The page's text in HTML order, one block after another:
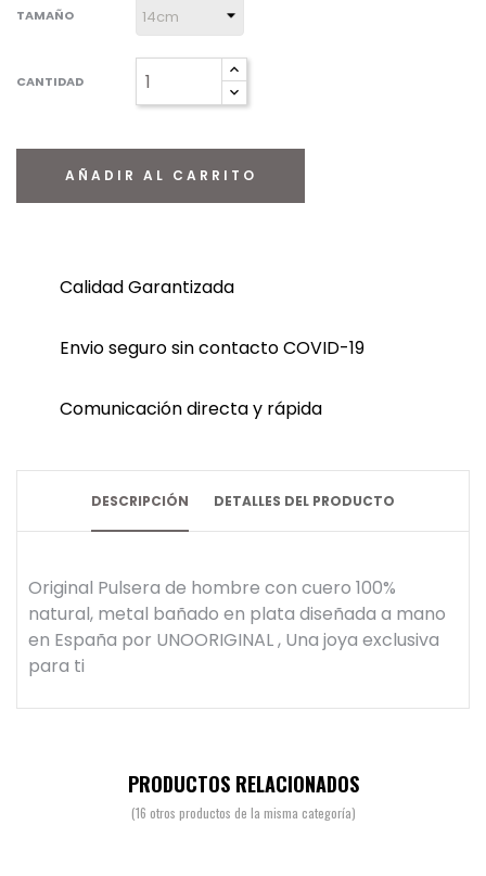
TAMAÑO
CANTIDAD
AÑADIR AL CARRITO
Calidad Garantizada
Envio seguro sin contacto COVID-19
Comunicación directa y rápida
DESCRIPCIÓN DETALLES DEL PRODUCTO
Original Pulsera de hombre con cuero 100%
natural, metal bañado en plata diseñada a mano
en España por UNOORIGINAL , Una joya exclusiva
para ti
PRODUCTOS RELACIONADOS
(16 otros productos de la misma categoría)